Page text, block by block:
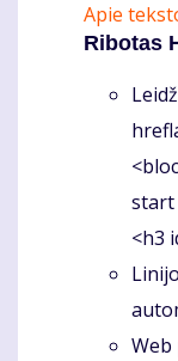
Apie
Ribotas
start
<h3
Web